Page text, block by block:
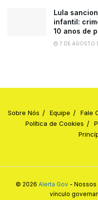
Lula
infantil:
10 anos de
7 DE AGOSTO
Sobre Nós Equipe Fale
Política de Cookies
© 2026 Alerta Gov - Nossos
vínculo